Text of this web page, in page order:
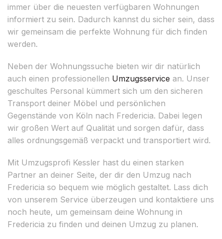
immer über die neuesten verfügbaren Wohnungen
informiert zu sein. Dadurch kannst du sicher sein, dass
wir gemeinsam die perfekte Wohnung für dich finden
werden.
Neben der Wohnungssuche bieten wir dir natürlich
auch einen professionellen Umzugsservice an. Unser
geschultes Personal kümmert sich um den sicheren
Transport deiner Möbel und persönlichen
Gegenstände von Köln nach Fredericia. Dabei legen
wir großen Wert auf Qualität und sorgen dafür, dass
alles ordnungsgemäß verpackt und transportiert wird.
Mit Umzugsprofi Kessler hast du einen starken
Partner an deiner Seite, der dir den Umzug nach
Fredericia so bequem wie möglich gestaltet. Lass dich
von unserem Service überzeugen und kontaktiere uns
noch heute, um gemeinsam deine Wohnung in
Fredericia zu finden und deinen Umzug zu planen.